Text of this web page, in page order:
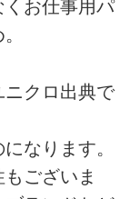
くお仕事用パ
クロ出典で
なります。
ございま